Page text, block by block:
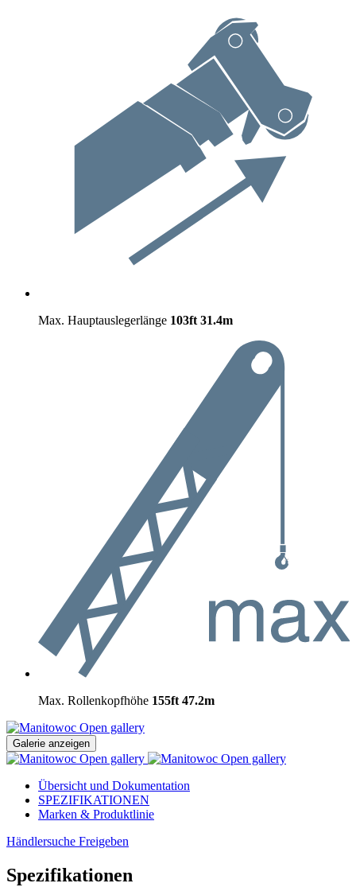
Max. Hauptauslegerlänge 103ft 31.4m
Max. Rollenkopfhöhe 155ft 47.2m
Open gallery
Galerie anzeigen
Open gallery
Open gallery
Übersicht und Dokumentation
SPEZIFIKATIONEN
Marken & Produktlinie
Händlersuche Freigeben
Spezifikationen